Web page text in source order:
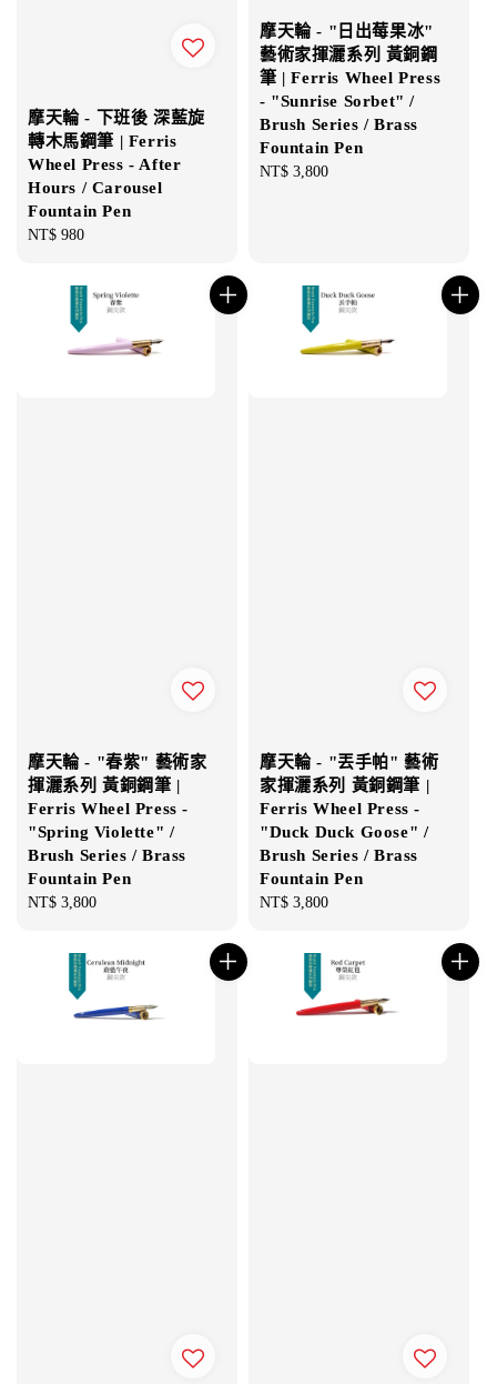
摩天輪 - 下班後 深藍旋
轉木馬鋼筆 | Ferris
Wheel Press - After
Hours / Carousel
Fountain Pen
Regular
NT$ 980
摩天輪 - "日出莓果冰"
藝術家揮灑系列 黃銅鋼
筆 | Ferris Wheel Press
- "Sunrise Sorbet" /
Brush Series / Brass
Fountain Pen
Regular
NT$ 3,800
摩天輪 - "春紫" 藝術家
揮灑系列 黃銅鋼筆 |
Ferris Wheel Press -
"Spring Violette" /
Brush Series / Brass
Fountain Pen
Regular
NT$ 3,800
摩天輪 - "丟手帕" 藝術
家揮灑系列 黃銅鋼筆 |
Ferris Wheel Press -
"Duck Duck Goose" /
Brush Series / Brass
Fountain Pen
Regular
NT$ 3,800